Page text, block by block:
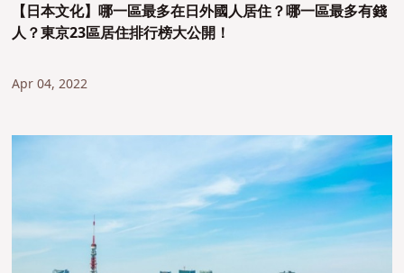
【日本文化】哪一區最多在日外國人居住？哪一區最多有錢
人？東京23區居住排行榜大公開！
Apr 04, 2022